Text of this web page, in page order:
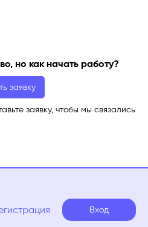
но как начать работу?
заявку
заявку, чтобы мы связались
Вход